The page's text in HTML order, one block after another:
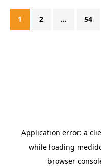
1 2 … 54